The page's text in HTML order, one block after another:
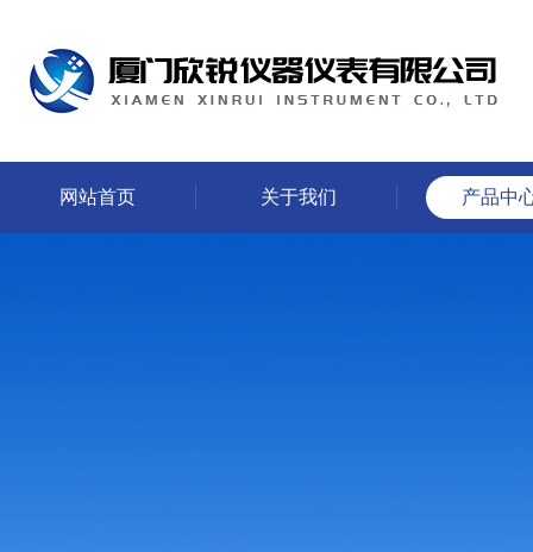
网站首页 关于我们 产品中